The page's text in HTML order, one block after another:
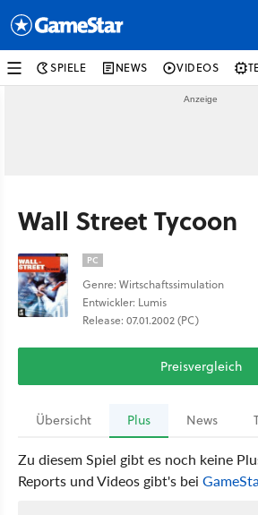
SPIELE NEWS VIDEOS
Wall Street Tycoon
PC
Genre: Wirtschaftssimulation
Entwickler: Lumis
Release: 07.01.2002 (PC)
Preisvergleich
Übersicht Plus News
Zu diesem Spiel gibt es noch keine
Reports und Videos gibt's bei